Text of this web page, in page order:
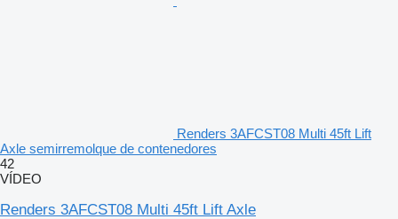
Renders 3AFCST08 Multi 45ft Lift
Axle semirremolque de contenedores
42
VÍDEO
Renders 3AFCST08 Multi 45ft Lift Axle